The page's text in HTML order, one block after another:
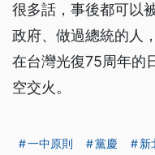
很多話，事後都可以
政府、做過總統的人
在台灣光復75周年的
空交火。
一中原則 黨慶 新